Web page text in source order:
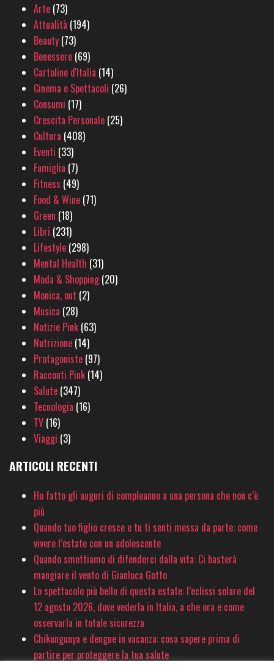
Arte (73)
Attualità (194)
Beauty (73)
Benessere (69)
Cartoline d'Italia (14)
Cinema e Spettacoli (26)
Consumi (17)
Crescita Personale (25)
Cultura (408)
Eventi (33)
Famiglia (7)
Fitness (49)
Food & Wine (71)
Green (18)
Libri (231)
Lifestyle (298)
Mental Health (31)
Moda & Shopping(20)
Monica, out (2)
Musica (28)
Notizie Pink (63)
Nutrizione (14)
Protagoniste (97)
Racconti Pink (14)
Salute (347)
Tecnologia (16)
TV (16)
Viaggi (3)
ARTICOLI RECENTI
Ho fatto gli auguri di compleanno a una persona che non c’è
più
Quando tuo figlio cresce e tu ti senti messa da parte: come
vivere l’estate con un adolescente
Quando smettiamo di difenderci dalla vita: Ci basterà
mangiare il vento di Gianluca Gotto
Lo spettacolo più bello di questa estate: l’eclissi solare del
12 agosto 2026, dove vederla in Italia, a che ora e come
osservarla in totale sicurezza
Chikungunya e dengue in vacanza: cosa sapere prima di
partire per proteggere la tua salute